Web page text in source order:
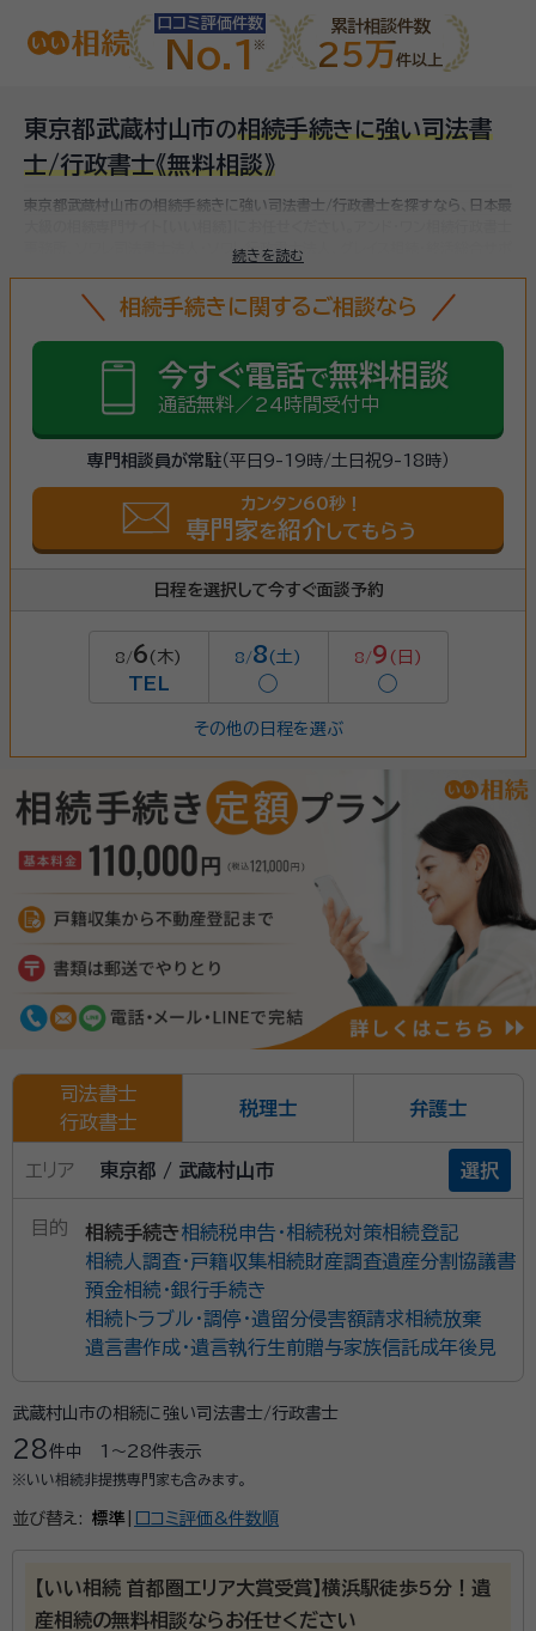
口コミ評価件数
No.1
累計相談件数
25万件以上
東京都武蔵村山市の相続手続き に強い司法書
士/行政書士《無料相談》
続きを読む
東京都武蔵村山市の相続手続きに強い司法書士/行政書士を探すなら、日本最
事務所、ソワレ司法書士法人・ソワレ行政書士法人、グレイス相続・終活総合サポ
相続手続きは、被相続人（故人）の財産を
引き継ぐために必要な手続きです。相続人・相続財産の確認、遺言書の確認、
相続手続きに関するご相談なら
今すぐ電話で無料相談
通話無料／24時間受付中
専門相談員が常駐（平日9-19時/土日祝9-18時）
カンタン60秒！
専門家を紹介 してもらう
日程を選択して今すぐ面談予約
8/6 (木)
TEL
8/8(土)
◯
8/9 (日)
◯
その他の日程を選ぶ
司法書士
行政書士
税理士 弁護士
エリア 東京都 / 武蔵村山市 選択
目的 相続手続き相続税申告・相続税対策相続登記
相続人調査・戸籍収集相続財産調査遺産分割協議書
預金相続・銀行手続き
相続トラブル・調停・遺留分侵害額請求相続放棄
遺言書作成・遺言執行生前贈与家族信託成年後見
武蔵村山市の相続に強い司法書士/行政書士
28件中 1〜28件表示
※いい相続非提携専門家も含みます。
並び替え: 標準 口コミ評価&件数順
【いい相続 首都圏エリア大賞受賞】横浜駅徒歩5分！遺
産相続の無料相談ならお任せください